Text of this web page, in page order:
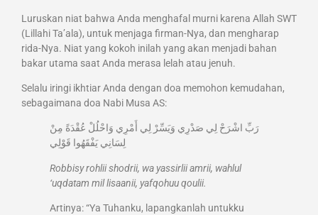
Luruskan niat bahwa Anda menghafal murni karena Allah SWT
(Lillahi Ta’ala), untuk menjaga firman-Nya, dan mengharap
rida-Nya. Niat yang kokoh inilah yang akan menjadi bahan
bakar utama saat Anda merasa lelah atau jenuh.
Selalu iringi ikhtiar Anda dengan doa memohon kemudahan,
sebagaimana doa Nabi Musa AS:
رَبِّ اشْرَحْ لِي صَدْرِي وَيَسِّرْ لِي أَمْرِي وَاحْلُلْ عُقْدَةً مِنْ
لِسَانِي يَفْقَهُوا قَوْلِي
Robbisy rohlii shodrii, wa yassirlii amrii, wahlul
‘uqdatam mil lisaanii, yafqohuu qoulii.
Artinya: “Ya Tuhanku, lapangkanlah untukku